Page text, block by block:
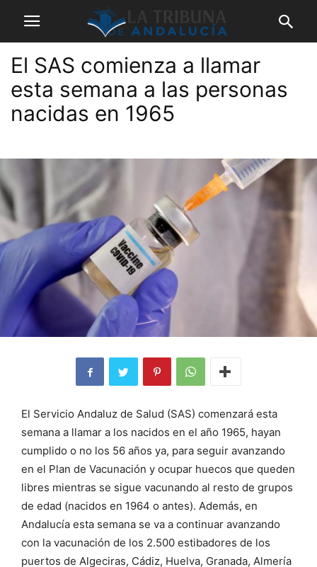
El SAS comienza a llamar
esta semana a las personas
nacidas en 1965
El Servicio Andaluz de Salud (SAS) comenzará esta
semana a llamar a los nacidos en el año 1965, hayan
cumplido o no los 56 años ya, para seguir avanzando
en el Plan de Vacunación y ocupar huecos que queden
libres mientras se sigue vacunando al resto de grupos
de edad (nacidos en 1964 o antes). Además, en
Andalucía esta semana se va a continuar avanzando
con la vacunación de los 2.500 estibadores de los
puertos de Algeciras, Cádiz, Huelva, Granada, Almería